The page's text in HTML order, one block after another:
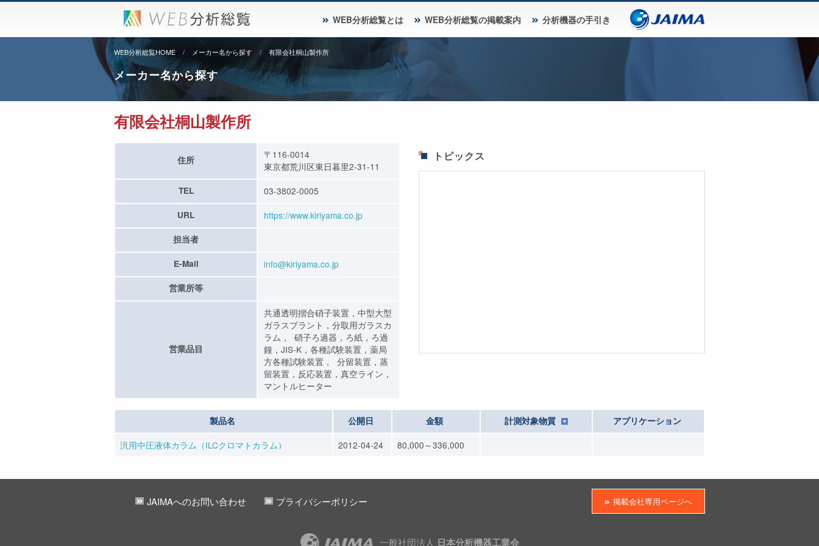
WEB分析総覧とは WEB分析総覧の掲載案内 分析機器の手引き
WEB分析総覧HOME メーカー名から探す 有限会社桐山製作所
メーカー名から探す
有限会社桐山製作所
住所
〒116-0014
東京都荒川区東日暮里2-31-11
TEL 03-3802-0005
URL https://www.kiriyama.co.jp
担当者
E-Mail info@kiriyama.co.jp
営業所等
営業品目
共通透明摺合硝子装置，中型大型
ガラスプラント，分取用ガラスカ
ラム， 硝子ろ過器，ろ紙，ろ過
鐘，JIS-K，各種試験装置，薬局
方各種試験装置， 分留装置，蒸
留装置，反応装置，真空ライン，
マントルヒーター
トピックス
製品名 公開日 金額 計測対象物質 アプリケーション
汎用中圧液体カラム（ILCクロマトカラム） 2012-04-24 80,000～336,000
JAIMAへのお問い合わせ プライバシーポリシー 掲載会社専用ページへ
一般社団法人 日本分析機器工業会